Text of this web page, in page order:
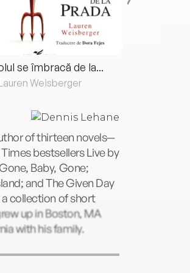
se îmbracă de la...
Weisberger
of thirteen novels—
bestsellers Live by
Baby, Gone;
and The Given Day
collection of short
up in Boston, MA
with his family.